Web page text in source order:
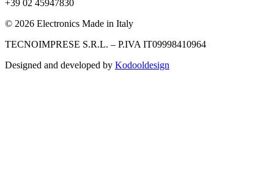
+39 02 45947830
© 2026 Electronics Made in Italy
TECNOIMPRESE S.R.L. – P.IVA IT09998410964
Designed and developed by Kodooldesign